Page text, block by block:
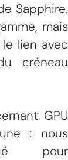
Sapphire.
mais
lien avec
créneau
GPU
: nous
pour